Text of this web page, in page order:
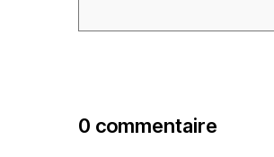
0 commentaire